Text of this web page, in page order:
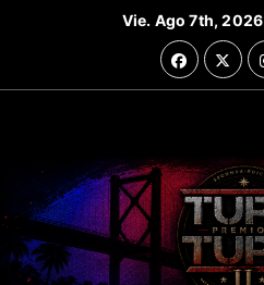
Vie. Ago 7th, 2026